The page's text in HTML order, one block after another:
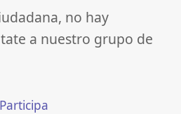
no hay
a nuestro grupo de
Participa